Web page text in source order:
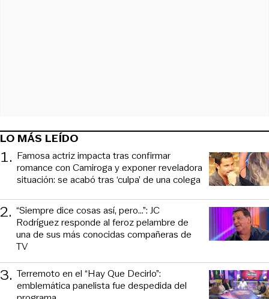
LO MÁS LEÍDO
1. Famosa actriz impacta tras confirmar
romance con Camiroga y exponer reveladora
situación: se acabó tras ‘culpa’ de una colega
2. “Siempre dice cosas así, pero...”: JC
Rodríguez responde al feroz pelambre de
una de sus más conocidas compañeras de
TV
3. Terremoto en el “Hay Que Decirlo”:
emblemática panelista fue despedida del